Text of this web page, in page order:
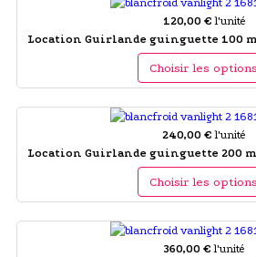
120,00 € l'unité
Location Guirlande guinguette 100
Choisir les options
240,00 € l'unité
Location Guirlande guinguette 200
Choisir les options
360,00 € l'unité